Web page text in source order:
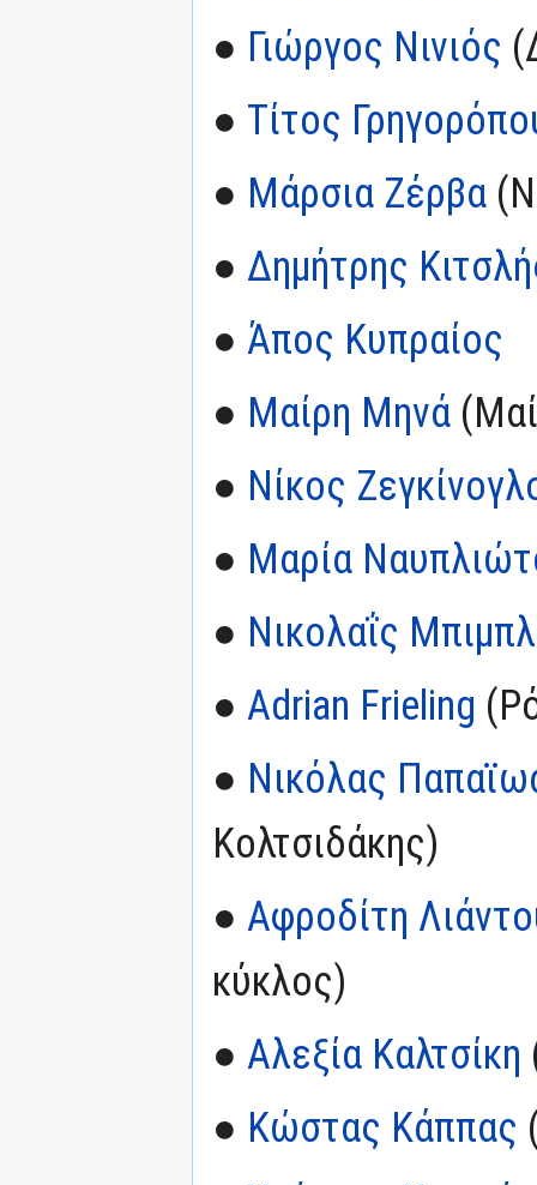
● Γιώργος Νινιός
● Τίτος
● Μάρσια Ζέρβα
● Δημήτρης
● Άπος Κυπραίος
● Μαίρη Μηνά
● Νίκος
● Μαρία
● Νικολαΐς
● Adrian Frieling
● Νικόλας
Κολτσιδάκης)
● Αφροδίτη
κύκλος)
● Αλεξία Καλτσίκη
● Κώστας Κάππας